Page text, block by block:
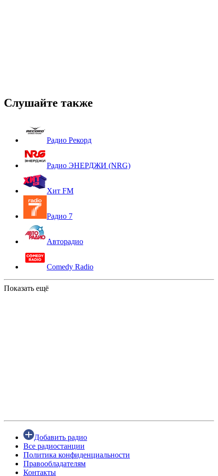
Слушайте также
Радио Рекорд
Радио ЭНЕРДЖИ (NRG)
Хит FM
Радио 7
Авторадио
Comedy Radio
Показать ещё
Добавить радио
Все радиостанции
Политика конфиденциальности
Правообладателям
Контакты